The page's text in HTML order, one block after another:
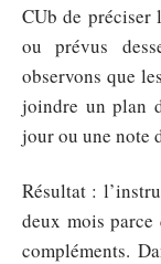
CUb de préciser
ou prévus
observons que
joindre un plan
jour ou une note
Résultat :
deux mois parce
compléments.